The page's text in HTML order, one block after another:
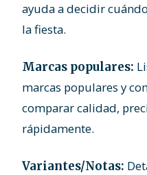
ayuda a decidir
la fiesta.
Marcas populares:
marcas populares y
comparar calidad,
rápidamente.
Variantes/Notas: